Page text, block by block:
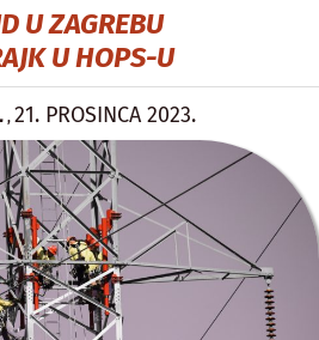
U ZAGREBU
U HOPS-U
, 21. PROSINCA 2023.